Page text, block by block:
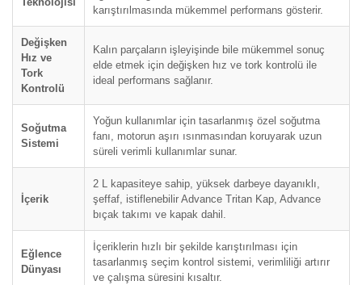
karıştırılmasında mükemmel performans gösterir.
Değişken
Hız ve
Tork
Kontrolü
Kalın parçaların işleyişinde bile mükemmel sonuç
elde etmek için değişken hız ve tork kontrolü ile
ideal performans sağlanır.
Soğutma
Sistemi
Yoğun kullanımlar için tasarlanmış özel soğutma
fanı, motorun aşırı ısınmasından koruyarak uzun
süreli verimli kullanımlar sunar.
İçerik
2 L kapasiteye sahip, yüksek darbeye dayanıklı,
şeffaf, istiflenebilir Advance Tritan Kap, Advance
bıçak takımı ve kapak dahil.
Eğlence
Dünyası
İçeriklerin hızlı bir şekilde karıştırılması için
tasarlanmış seçim kontrol sistemi, verimliliği artırır
ve çalışma süresini kısaltır.